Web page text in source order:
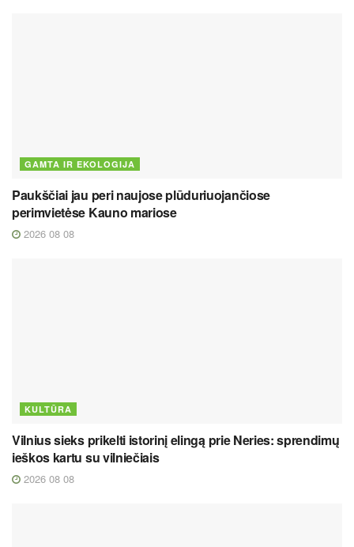
GAMTA IR EKOLOGIJA
Paukščiai jau peri naujose plūduriuojančiose
perimvietėse Kauno mariose
2026 08 08
KULTŪRA
Vilnius sieks prikelti istorinį elingą prie Neries: sprendimų
ieškos kartu su vilniečiais
2026 08 08